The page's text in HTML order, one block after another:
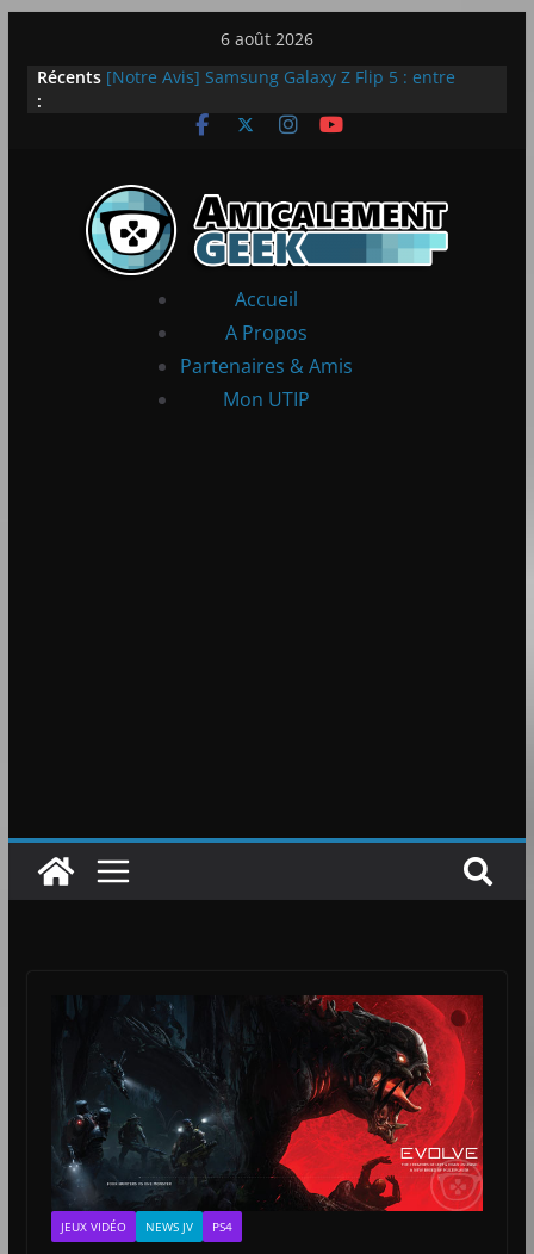
contenu
6 août 2026
Récents
:
[Notre Avis] Samsung Galaxy Z Flip 5 : entre
[PS5] New World Aeternum [Notre Avis]
Accueil
A Propos
Partenaires & Amis
Mon UTIP
JEUX VIDÉO NEWS JV PS4